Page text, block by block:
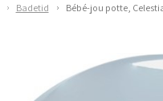
Badetid Bébé-jou potte,